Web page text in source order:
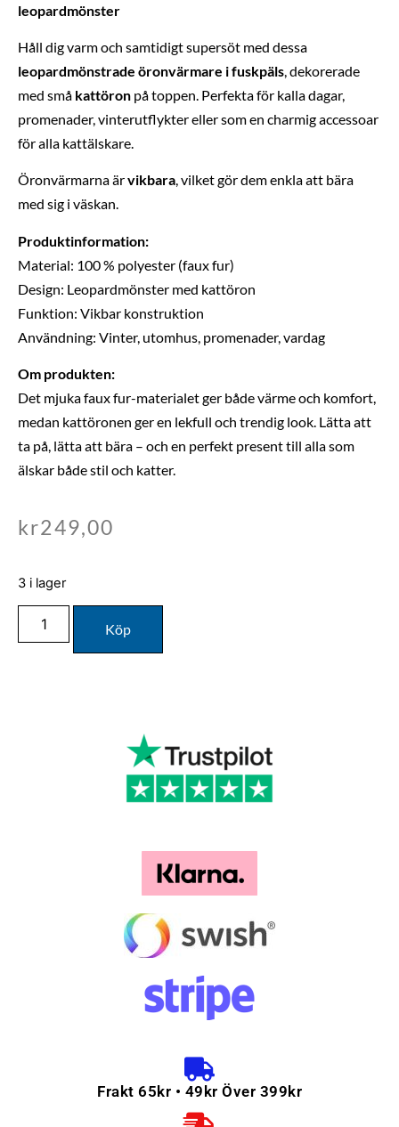
leopardmönster
Håll dig varm och samtidigt supersöt med dessa
leopardmönstrade öronvärmare i fuskpäls, dekorerade
med små kattöron på toppen. Perfekta för kalla dagar,
promenader, vinterutflykter eller som en charmig accessoar
för alla kattälskare.
Öronvärmarna ärvikbara, vilket gör dem enkla att bära
med sig i väskan.
Produktinformation:
Material: 100 % polyester (faux fur)
Design: Leopardmönster med kattöron
Funktion: Vikbar konstruktion
Användning: Vinter, utomhus, promenader, vardag
Om produkten:
Det mjuka faux fur-materialet ger både värme och komfort,
medan kattöronen ger en lekfull och trendig look. Lätta att
ta på, lätta att bära – och en perfekt present till alla som
älskar både stil och katter.
kr249,00
3 i lager
Köp
Frakt 65kr • 49kr Över 399kr